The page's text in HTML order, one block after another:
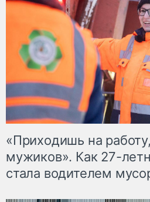
«Приходишь на
мужиков». Как 27-
стала водителем